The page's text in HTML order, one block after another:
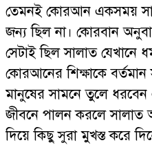
তেমনই কোরআন একসময়
জন্য ছিল না। কোরবান
সেটাই ছিল সালাত যেখানে
কোরআনের শিক্ষাকে
মানুষের সামনে তুলে ধরবেন
জীবনে পালন করলে সালাত
দিয়ে কিছু সুরা মুখস্ত করে